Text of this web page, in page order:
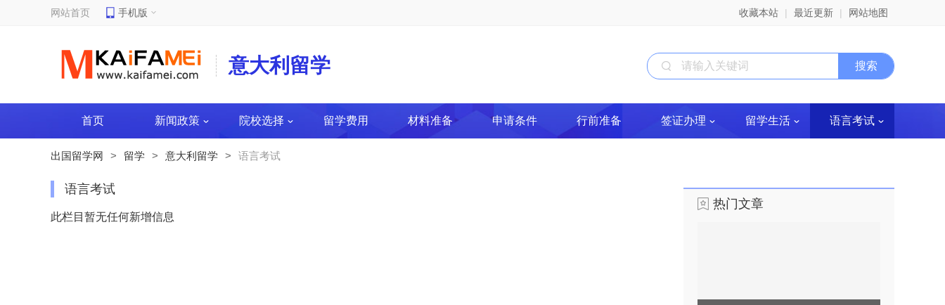
网站首页 手机版 收藏本站 | 最近更新 | 网站地图
意大利留学
首页 新闻政策 院校选择 留学费用 材料准备 申请条件 行前准备 签证办理 留学生活 语言考试
出国留学网 > 留学 > 意大利留学 > 语言考试
语言考试
此栏目暂无任何新增信息
热门文章